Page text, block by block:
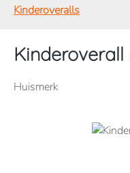
Kinderoveralls
Huismerk
Afbeeldingengalerij